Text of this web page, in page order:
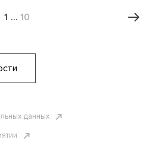
1 … 10
данных